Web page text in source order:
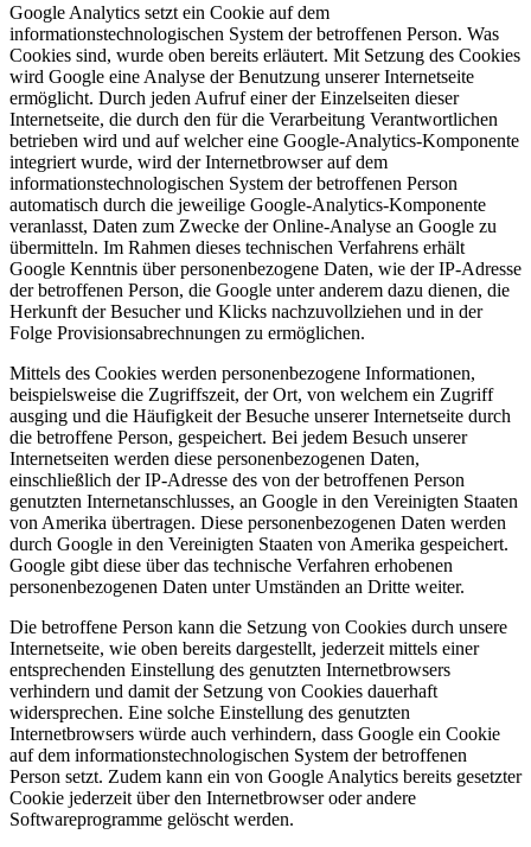
Google Analytics setzt ein Cookie auf dem
informationstechnologischen System der betroffenen Person. Was
Cookies sind, wurde oben bereits erläutert. Mit Setzung des Cookies
wird Google eine Analyse der Benutzung unserer Internetseite
ermöglicht. Durch jeden Aufruf einer der Einzelseiten dieser
Internetseite, die durch den für die Verarbeitung Verantwortlichen
betrieben wird und auf welcher eine Google-Analytics-Komponente
integriert wurde, wird der Internetbrowser auf dem
informationstechnologischen System der betroffenen Person
automatisch durch die jeweilige Google-Analytics-Komponente
veranlasst, Daten zum Zwecke der Online-Analyse an Google zu
übermitteln. Im Rahmen dieses technischen Verfahrens erhält
Google Kenntnis über personenbezogene Daten, wie der IP-Adresse
der betroffenen Person, die Google unter anderem dazu dienen, die
Herkunft der Besucher und Klicks nachzuvollziehen und in der
Folge Provisionsabrechnungen zu ermöglichen.
Mittels des Cookies werden personenbezogene Informationen,
beispielsweise die Zugriffszeit, der Ort, von welchem ein Zugriff
ausging und die Häufigkeit der Besuche unserer Internetseite durch
die betroffene Person, gespeichert. Bei jedem Besuch unserer
Internetseiten werden diese personenbezogenen Daten,
einschließlich der IP-Adresse des von der betroffenen Person
genutzten Internetanschlusses, an Google in den Vereinigten Staaten
von Amerika übertragen. Diese personenbezogenen Daten werden
durch Google in den Vereinigten Staaten von Amerika gespeichert.
Google gibt diese über das technische Verfahren erhobenen
personenbezogenen Daten unter Umständen an Dritte weiter.
Die betroffene Person kann die Setzung von Cookies durch unsere
Internetseite, wie oben bereits dargestellt, jederzeit mittels einer
entsprechenden Einstellung des genutzten Internetbrowsers
verhindern und damit der Setzung von Cookies dauerhaft
widersprechen. Eine solche Einstellung des genutzten
Internetbrowsers würde auch verhindern, dass Google ein Cookie
auf dem informationstechnologischen System der betroffenen
Person setzt. Zudem kann ein von Google Analytics bereits gesetzter
Cookie jederzeit über den Internetbrowser oder andere
Softwareprogramme gelöscht werden.